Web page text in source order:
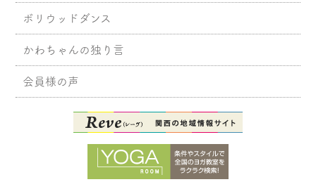
ボリウッドダンス
かわちゃんの独り言
会員様の声